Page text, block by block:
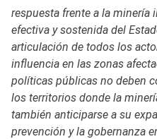
respuesta frente a la minería
efectiva y sostenida del
articulación de todos los
influencia en las zonas
políticas públicas no deben
los territorios donde la
también anticiparse a su
prevención y la gobernanza